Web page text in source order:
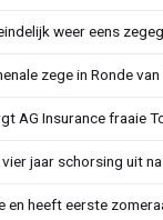
weer eens
zege in Ronde van
AG Insurance fraaie
jaar schorsing uit
en heeft eerste